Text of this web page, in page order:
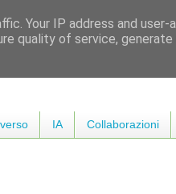
IA Collaborazioni
Your IP address and user-
quality of service, generate